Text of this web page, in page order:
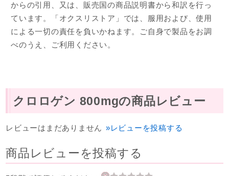
からの引用、又は、販売国の商品説明書から和訳を行っ
ています。「オクスリストア」では、服用および、使用
による一切の責任を負いかねます。ご自身で製品をお調
べのうえ、ご利用ください。
クロロゲン 800mgの商品レビュー
レビューはまだありません »レビューを投稿する
商品レビューを投稿する